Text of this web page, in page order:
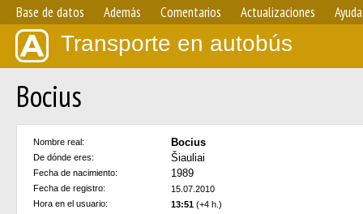
Base de datos Además Comentarios Actualizaciones Ayuda
Transporte en autobús
Bocius
Nombre real: Bocius
De dónde eres: Šiauliai
Fecha de nacimiento: 1989
Fecha de registro:
15.07.2010
Hora en el usuario:
13:51 (+4 h.)